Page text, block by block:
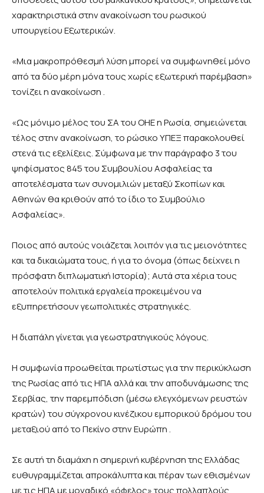
χαρακτηριστικά στην ανακοίνωση του ρωσικού
υπουργείου Εξωτερικών.
«Μια μακροπρόθεσμή λύση μπορεί να συμφωνηθεί μόνο
από τα δύο μέρη μόνα τους χωρίς εξωτερική παρέμβαση»
τονίζει η ανακοίνωση .
«Ως μόνιμο μέλος του ΣΑ του ΟΗΕ η Ρωσία, σημειώνεται
τέλος στην ανακοίνωση, το ρώσικο ΥΠΕΞ παρακολουθεί
στενά τις εξελίξεις. Σύμφωνα με την παράγραφο 3 του
ψηφίσματος 845 του Συμβουλίου Ασφαλείας τα
αποτελέσματα των συνομιλιών μεταξύ Σκοπίων και
Αθηνών θα κριθούν από το ίδιο το Συμβούλιο
Ασφαλείας».
Ποιος από αυτούς νοιάζεται λοιπόν για τις μειονότητες
και τα δικαιώματα τους, ή για το όνομα (όπως δείχνει η
πρόσφατη διπλωματική Ιστορία); Αυτά στα χέρια τους
αποτελούν πολιτικά εργαλεία προκειμένου να
εξυπηρετήσουν γεωπολιτικές στρατηγικές.
Η διαπάλη γίνεται για γεωστρατηγικούς λόγους.
Η συμφωνία προωθείται πρωτίστως για την περικύκλωση
της Ρωσίας από τις ΗΠΑ αλλά και την αποδυνάμωσης της
Σερβίας, την παρεμπόδιση (μέσω ελεγχόμενων ρευστών
κρατών) του σύγχρονου κινέζικου εμπορικού δρόμου του
μεταξιού από το Πεκίνο στην Ευρώπη .
Σε αυτή τη διαμάχη η σημερινή κυβέρνηση της Ελλάδας
ευθυγραμμίζεται απροκάλυπτα και πέραν των εθισμένων
με τις ΗΠΑ με μοναδικό «όφελος» τους πολλαπλούς